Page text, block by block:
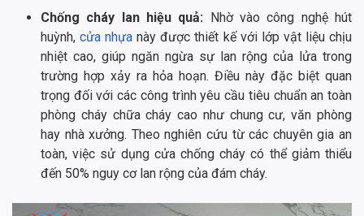
Chống cháy lan hiệu quả: Nhờ vào công nghệ hút
huỳnh,cửa nhựa này được thiết kế với lớp vật liệu chịu
nhiệt cao, giúp ngăn ngừa sự lan rộng của lửa trong
trường hợp xảy ra hỏa hoạn. Điều này đặc biệt quan
trọng đối với các công trình yêu cầu tiêu chuẩn an toàn
phòng cháy chữa cháy cao như chung cư, văn phòng
hay nhà xưởng. Theo nghiên cứu từ các chuyên gia an
toàn, việc sử dụng cửa chống cháy có thể giảm thiểu
đến 50% nguy cơ lan rộng của đám cháy.